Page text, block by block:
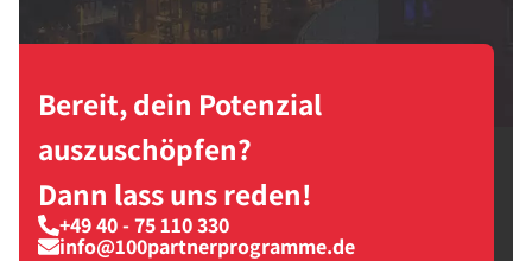
Bereit, dein Potenzial
auszuschöpfen?
Dann lass uns reden!
+49 40 - 75 110 330
info@100partnerprogramme.de